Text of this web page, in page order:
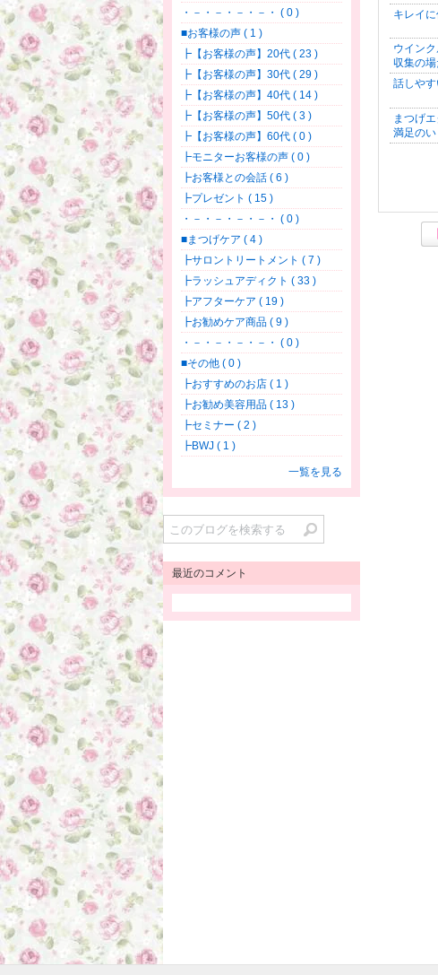
キレイ
ウイン
収集の場
話しや
まつげ
満足のい
・－・－・－・－・ ( 0 )
■お客様の声 ( 1 )
┣【お客様の声】20代 ( 23 )
┣【お客様の声】30代 ( 29 )
┣【お客様の声】40代 ( 14 )
┣【お客様の声】50代 ( 3 )
┣【お客様の声】60代 ( 0 )
┣モニターお客様の声 ( 0 )
┣お客様との会話 ( 6 )
┣プレゼント ( 15 )
・－・－・－・－・ ( 0 )
■まつげケア ( 4 )
┣サロントリートメント ( 7 )
┣ラッシュアディクト ( 33 )
┣アフターケア ( 19 )
┣お勧めケア商品 ( 9 )
・－・－・－・－・ ( 0 )
■その他 ( 0 )
┣おすすめのお店 ( 1 )
┣お勧め美容用品 ( 13 )
┣セミナー ( 2 )
┣BWJ ( 1 )
一覧を見る
最近のコメント